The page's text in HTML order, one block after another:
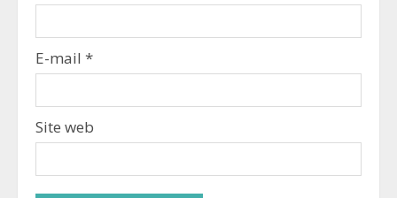
E-mail *
Site web